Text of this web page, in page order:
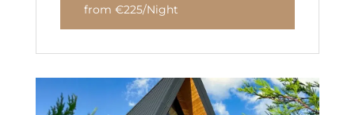
from €225/Night